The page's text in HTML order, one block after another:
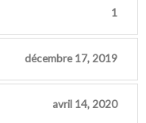
1
décembre 17, 2019
avril 14, 2020